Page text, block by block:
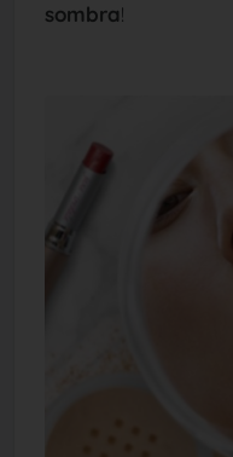
sombra!